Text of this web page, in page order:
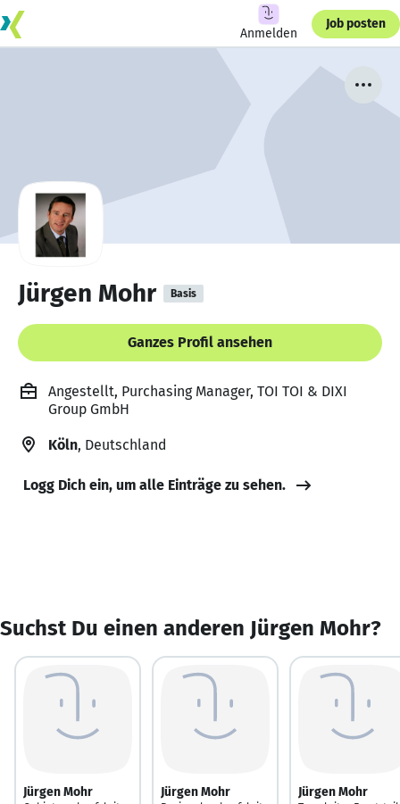
Anmelden
Job posten
Jürgen Mohr Basis
Ganzes Profil ansehen
Angestellt, Purchasing Manager, TOI TOI & DIXI
Group GmbH
Köln, Deutschland
Logg Dich ein, um alle Einträge zu sehen.
Suchst Du einen anderen Jürgen Mohr?
Jürgen Mohr Jürgen Mohr Jürgen Mohr